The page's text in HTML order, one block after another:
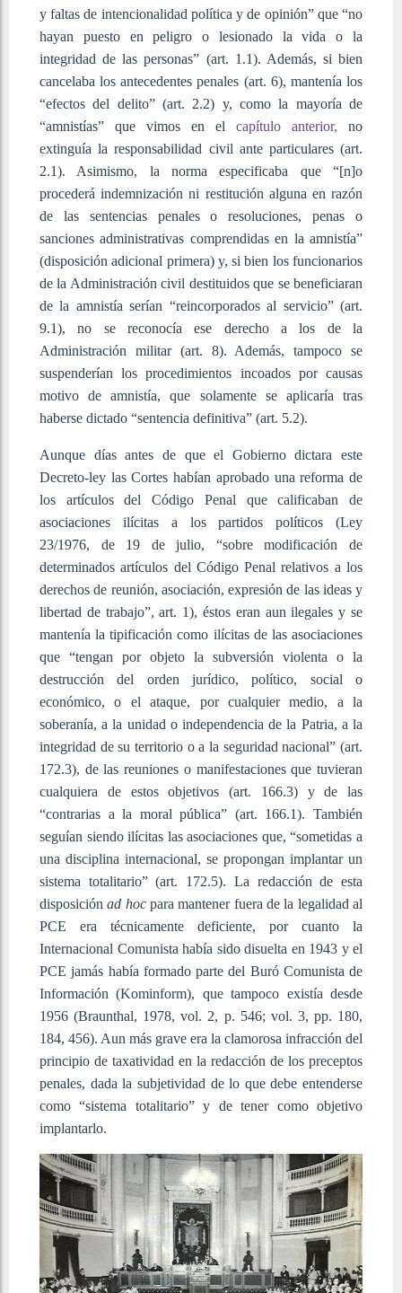
y faltas de intencionalidad política y de opinión” que “no
hayan puesto en peligro o lesionado la vida o la
integridad de las personas” (art. 1.1). Además, si bien
cancelaba los antecedentes penales (art. 6), mantenía los
“efectos del delito” (art. 2.2) y, como la mayoría de
“amnistías” que vimos en el capítulo anterior, no
extinguía la responsabilidad civil ante particulares (art.
2.1). Asimismo, la norma especificaba que “[n]o
procederá indemnización ni restitución alguna en razón
de las sentencias penales o resoluciones, penas o
sanciones administrativas comprendidas en la amnistía”
(disposición adicional primera) y, si bien los funcionarios
de la Administración civil destituidos que se beneficiaran
de la amnistía serían “reincorporados al servicio” (art.
9.1), no se reconocía ese derecho a los de la
Administración militar (art. 8). Además, tampoco se
suspenderían los procedimientos incoados por causas
motivo de amnistía, que solamente se aplicaría tras
haberse dictado “sentencia definitiva” (art. 5.2).
Aunque días antes de que el Gobierno dictara este
Decreto-ley las Cortes habían aprobado una reforma de
los artículos del Código Penal que calificaban de
asociaciones ilícitas a los partidos políticos (Ley
23/1976, de 19 de julio, “sobre modificación de
determinados artículos del Código Penal relativos a los
derechos de reunión, asociación, expresión de las ideas y
libertad de trabajo”, art. 1), éstos eran aun ilegales y se
mantenía la tipificación como ilícitas de las asociaciones
que “tengan por objeto la subversión violenta o la
destrucción del orden jurídico, político, social o
económico, o el ataque, por cualquier medio, a la
soberanía, a la unidad o independencia de la Patria, a la
integridad de su territorio o a la seguridad nacional” (art.
172.3), de las reuniones o manifestaciones que tuvieran
cualquiera de estos objetivos (art. 166.3) y de las
“contrarias a la moral pública” (art. 166.1). También
seguían siendo ilícitas las asociaciones que, “sometidas a
una disciplina internacional, se propongan implantar un
sistema totalitario” (art. 172.5). La redacción de esta
disposiciónad hocpara mantener fuera de la legalidad al
PCE era técnicamente deficiente, por cuanto la
Internacional Comunista había sido disuelta en 1943 y el
PCE jamás había formado parte del Buró Comunista de
Información (Kominform), que tampoco existía desde
1956 (Braunthal, 1978, vol. 2, p. 546; vol. 3, pp. 180,
184, 456). Aun más grave era la clamorosa infracción del
principio de taxatividad en la redacción de los preceptos
penales, dada la subjetividad de lo que debe entenderse
como “sistema totalitario” y de tener como objetivo
implantarlo.